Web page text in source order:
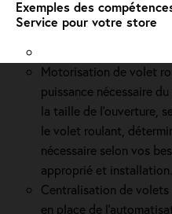
Exemples des
Service pour votre store
Motorisation de volet
puissance nécessaire
la taille de l’ouverture,
le volet roulant,
nécessaire selon vos
approprié et installation.
Centralisation de
en place de